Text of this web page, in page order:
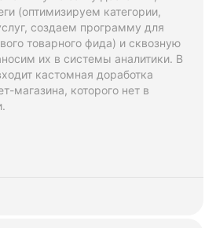
(оптимизируем категории,
создаем программу для
товарного фида) и сквозную
их в системы аналитики. В
кастомная доработка
магазина, которого нет в